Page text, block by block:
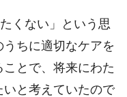
くない」という思
ちに適切なケアを
とで、将来にわた
と考えていたので